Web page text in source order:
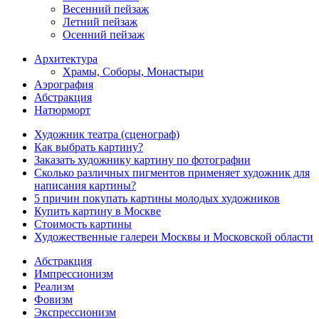
Весенний пейзаж
Летний пейзаж
Осенний пейзаж
Архитектура
Храмы, Соборы, Монастыри
Аэрография
Абстракция
Натюрморт
Художник театра (сценограф)
Как выбрать картину?
Заказать художнику картину по фотографии
Сколько различных пигментов применяет художник для
написания картины?
5 причин покупать картины молодых художников
Купить картину в Москве
Стоимость картины
Художественные галереи Москвы и Московской области
Абстракция
Импрессионизм
Реализм
Фовизм
Экспрессионизм